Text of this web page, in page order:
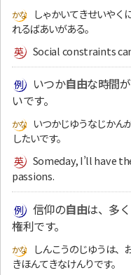
しゃかいてきせいやく
れるばあいがある。
Social constraints
いつか自由な時間
いです。
いつかじゆうなじかん
したいです。
Someday, I’ll have
passions.
信仰の自由は、多
権利です。
しんこうのじゆうは、
きほんてきなけんりです。